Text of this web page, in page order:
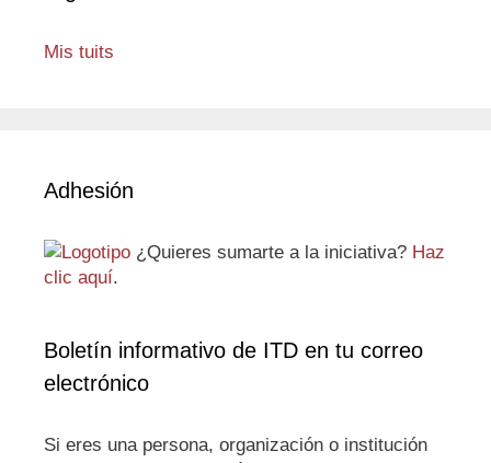
Mis tuits
Adhesión
¿Quieres sumarte a la iniciativa? Haz
clic aquí.
Boletín informativo de ITD en tu correo
electrónico
Si eres una persona, organización o institución